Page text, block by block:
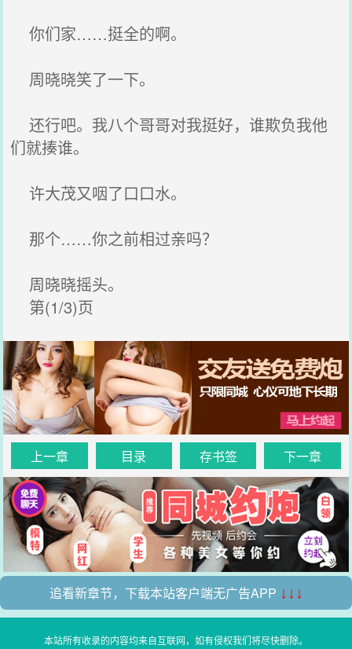
你们家……挺全的啊。
周晓晓笑了一下。
还行吧。我八个哥哥对我挺好，谁欺负我他
们就揍谁。
许大茂又咽了口口水。
那个……你之前相过亲吗？
周晓晓摇头。
第(1/3)页
上一章 目录 存书签 下一章
追看新章节，下载本站客户端无广告APP ↓↓↓
本站所有收录的内容均来自互联网，如有侵权我们将尽快删除。